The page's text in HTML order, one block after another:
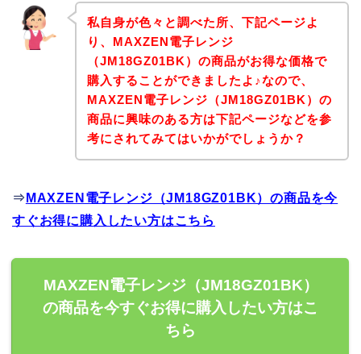
私自身が色々と調べた所、下記ページよ
り、MAXZEN電子レンジ
（JM18GZ01BK）の商品がお得な価格で
購入することができましたよ♪なので、
MAXZEN電子レンジ（JM18GZ01BK）の
商品に興味のある方は下記ページなどを参
考にされてみてはいかがでしょうか？
⇒ MAXZEN電子レンジ（JM18GZ01BK）の商品を今
すぐお得に購入したい方はこちら
MAXZEN電子レンジ（JM18GZ01BK）
の商品を今すぐお得に購入したい方はこ
ちら